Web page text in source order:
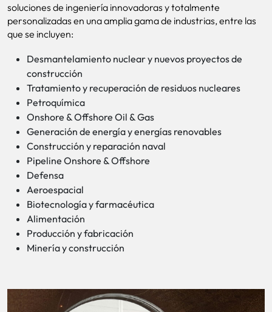
soluciones de ingeniería innovadoras y totalmente
personalizadas en una amplia gama de industrias, entre las
que se incluyen:
Desmantelamiento nuclear y nuevos proyectos de
construcción
Tratamiento y recuperación de residuos nucleares
Petroquímica
Onshore & Offshore Oil & Gas
Generación de energía y energías renovables
Construcción y reparación naval
Pipeline Onshore & Offshore
Defensa
Aeroespacial
Biotecnología y farmacéutica
Alimentación
Producción y fabricación
Minería y construcción